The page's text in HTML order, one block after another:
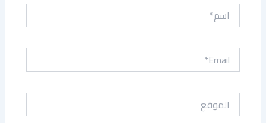
اسم*
Email*
الموقع